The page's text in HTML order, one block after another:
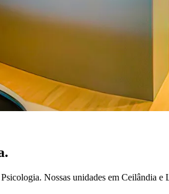
Nossas unidades em Ceilândia